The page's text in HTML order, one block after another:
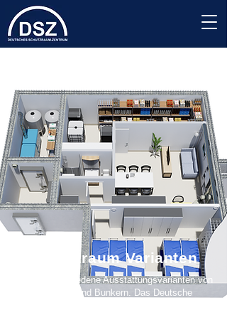
Schutzraum Varianten
Es gibt verschiedene Ausstattungsvarianten von
Schutzräumen und Bunkern. Das Deutsche